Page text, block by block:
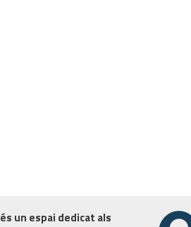
és un espai dedicat als